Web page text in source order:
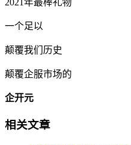
2021年最棒礼物
一个足以
颠覆我们历史
颠覆企服市场的
企开元
相关文章